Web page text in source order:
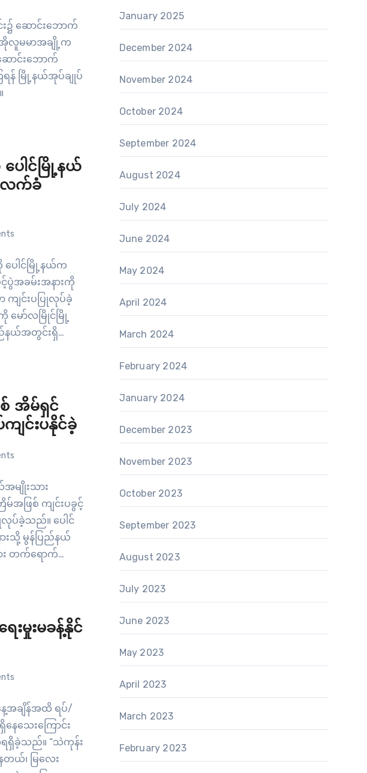
ဆောင်းဘောက်
ယ်အိုလူမမာအချို့က
ာင်းဘောက်
ရန် မြို့နယ်အုပ်ချုပ်
ပေါင်မြို့နယ်
လက်ခံ
ပေါင်မြို့နယ်က
ပွဲအခမ်းအနားကို
ကျင်းပပြုလုပ်ခဲ့
မော်လမြိုင်မြို့
ည်နယ်အတွင်းရှိ
နှင့် အစိုးရအဖွဲ့ဝင်
စ် အိမ်ရှင်
ျင်းပနိုင်ခဲ့
မျိုးသား
အဖြစ် ကျင်းပခွင့်
လုပ်ခဲ့သည်။ ပေါင်
းသို့ မွန်ပြည်နယ်
ား တက်ရောက်
ျင်းပခဲ့ရာမှ ယခု
းမှုးမခန့်နိုင်
ေ့အချိန်အထိ ရပ်/
နေသေးကြောင်း
ရရှိခဲ့သည်။ “သဲကုန်း
တယ်၊ မြလေး
January 2025
December 2024
November 2024
October 2024
September 2024
August 2024
July 2024
June 2024
May 2024
April 2024
March 2024
February 2024
January 2024
December 2023
November 2023
October 2023
September 2023
August 2023
July 2023
June 2023
May 2023
April 2023
March 2023
February 2023